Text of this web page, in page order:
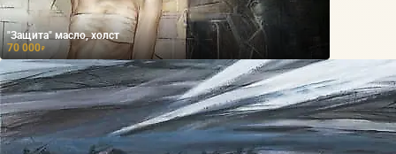
"Защита" масло, холст
70 000₽